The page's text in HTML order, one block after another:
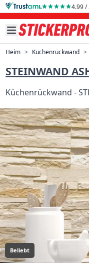
Direkt zum Inhalt 4.99 /
Heim > Küchenrückwand >
STEINWAND
Küchenrückwand -
Beliebt